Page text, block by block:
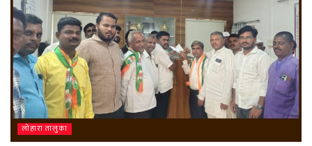
लोहारा तालुका